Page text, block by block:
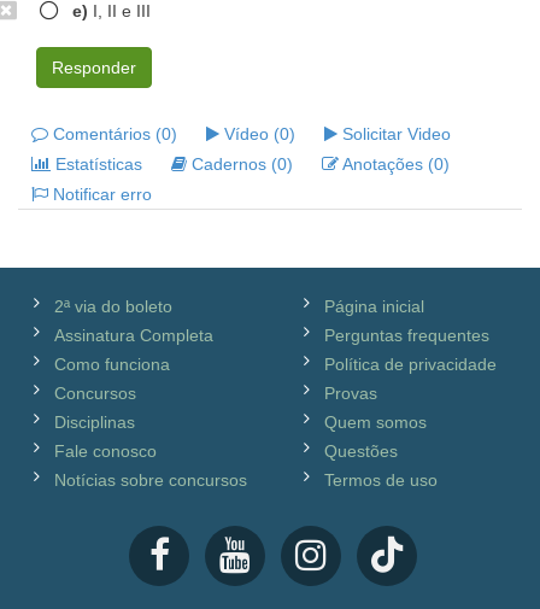
e) I, II e III
Responder
Comentários (0) Vídeo (0)
Solicitar Video
Estatísticas
Cadernos (0)
Anotações (0)
Notificar erro
2ª via do boleto
Assinatura Completa
Como funciona
Concursos
Disciplinas
Fale conosco
Notícias sobre concursos
Página inicial
Perguntas frequentes
Política de privacidade
Provas
Quem somos
Questões
Termos de uso